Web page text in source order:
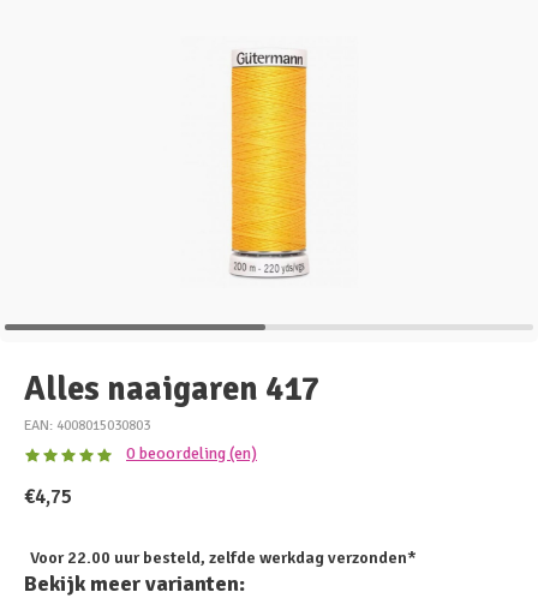
Alles naaigaren 417
EAN: 4008015030803
0 beoordeling (en)
€4,75
Voor 22.00 uur besteld, zelfde werkdag verzonden*
Bekijk meer varianten: